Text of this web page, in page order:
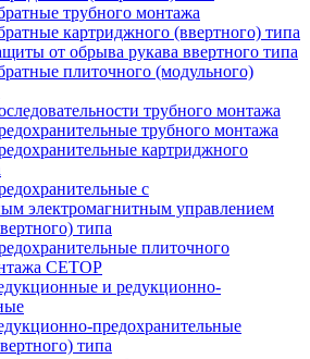
трубного монтажа
картриджного (ввертного) типа
от обрыва рукава ввертного типа
плиточного (модульного)
трубного монтажа
трубного монтажа
картриджного
с
электромагнитным управлением
типа
плиточного
CETOP
и редукционно-
предохранительные
типа